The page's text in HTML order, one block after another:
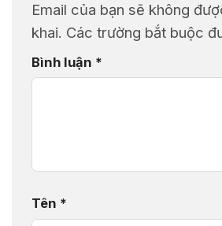
Email của bạn sẽ không
khai. Các trường bắt buộc
Bình luận *
Tên *